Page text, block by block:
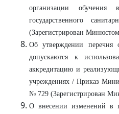
организации обучения
государственного
(Зарегистрирован
Об утверждении перечня
допускаются к
аккредитацию и
учреждениях / Приказ
№ 729 (Зарегистрирован
О внесении изменений в